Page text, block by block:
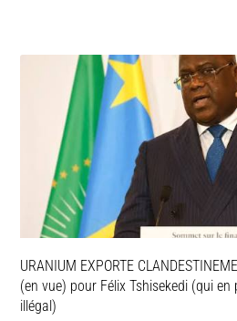
URANIUM EXPORTE
(en vue) pour Félix Tshisekedi (qui
illégal)